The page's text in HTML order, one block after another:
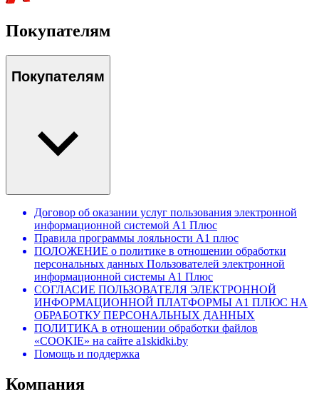
Покупателям
Покупателям
Договор об оказании услуг пользования электронной
информационной системой А1 Плюс
Правила программы лояльности А1 плюс
ПОЛОЖЕНИЕ о политике в отношении обработки
персональных данных Пользователей электронной
информационной системы А1 Плюс
СОГЛАСИЕ ПОЛЬЗОВАТЕЛЯ ЭЛЕКТРОННОЙ
ИНФОРМАЦИОННОЙ ПЛАТФОРМЫ А1 ПЛЮС НА
ОБРАБОТКУ ПЕРСОНАЛЬНЫХ ДАННЫХ
ПОЛИТИКА в отношении обработки файлов
«COOKIE» на сайте a1skidki.by
Помощь и поддержка
Компания